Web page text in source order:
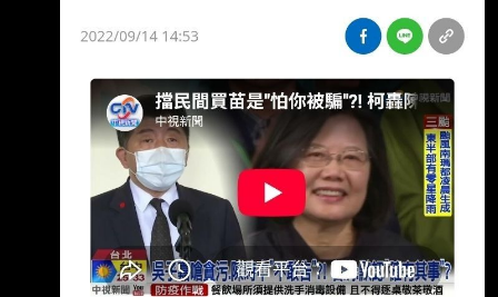
瑄、李易儒等人遭檢方起訴才使 全案曝光。回
顧當時，時任衛福部長陳時中擔任中央